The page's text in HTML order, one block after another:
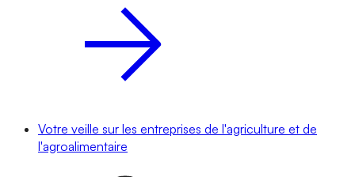
Votre veille sur les entreprises de l'agriculture et de
l'agroalimentaire